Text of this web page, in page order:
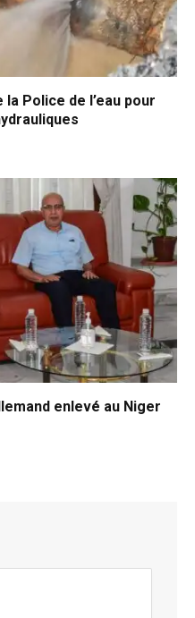
Police de l’eau pour
enlevé au Niger